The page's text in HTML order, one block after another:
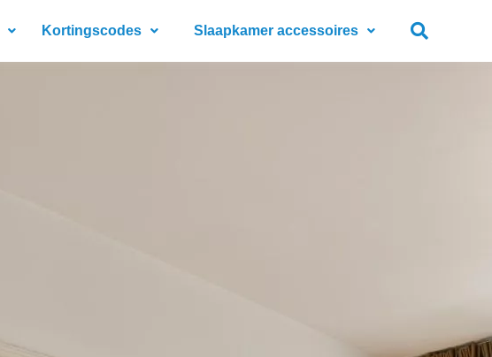
Kortingscodes Slaapkamer accessoires